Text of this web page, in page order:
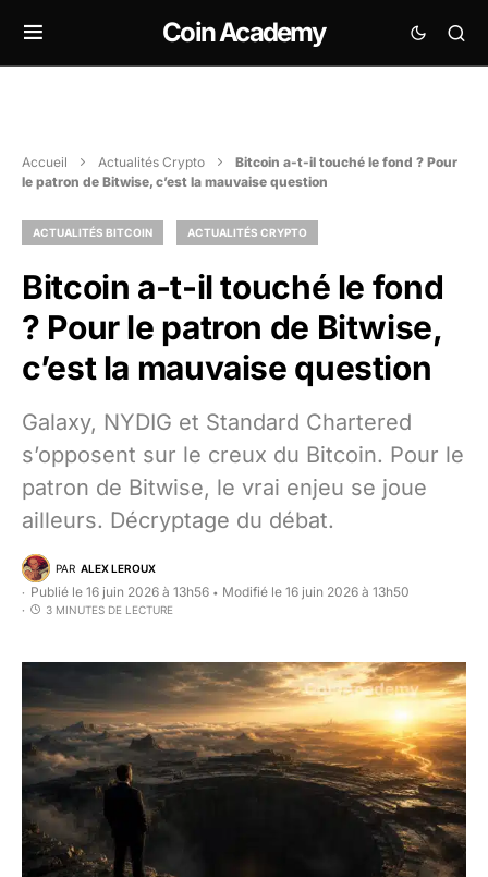
Coin Academy
Accueil Actualités Crypto
Bitcoin a-t-il touché le fond ? Pour
le patron de Bitwise, c’est la mauvaise question
ACTUALITÉS BITCOIN ACTUALITÉS CRYPTO
Bitcoin a-t-il touché le fond
? Pour le patron de Bitwise,
c’est la mauvaise question
Galaxy, NYDIG et Standard Chartered
s’opposent sur le creux du Bitcoin. Pour le
patron de Bitwise, le vrai enjeu se joue
ailleurs. Décryptage du débat.
PAR ALEX LEROUX
Publié le 16 juin 2026 à 13h56 • Modifié le 16 juin 2026 à 13h50
3 MINUTES DE LECTURE